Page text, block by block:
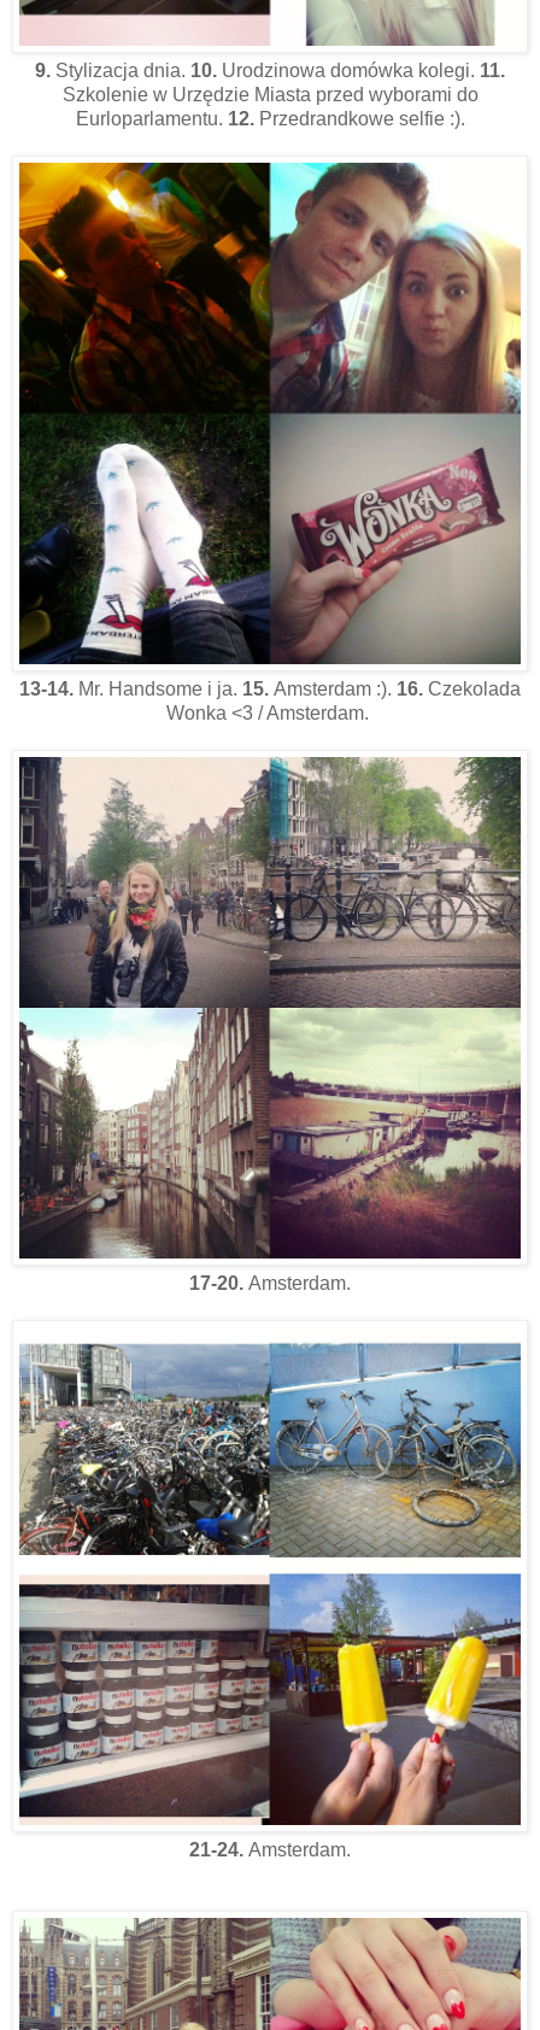
9. Stylizacja dnia. 10. Urodzinowa domówka kolegi. 11.
Szkolenie w Urzędzie Miasta przed wyborami do
Eurloparlamentu. 12.Przedrandkowe selfie :).
13-14. Mr. Handsome i ja. 15. Amsterdam :). 16. Czekolada
Wonka <3 / Amsterdam.
17-20. Amsterdam.
21-24. Amsterdam.